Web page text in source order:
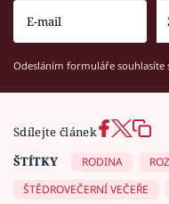
Odesláním formuláře souhlasíte
Sdílejte článek
ŠTÍTKY
RODINA
ŠTĚDROVEČERNÍ VEČEŘE